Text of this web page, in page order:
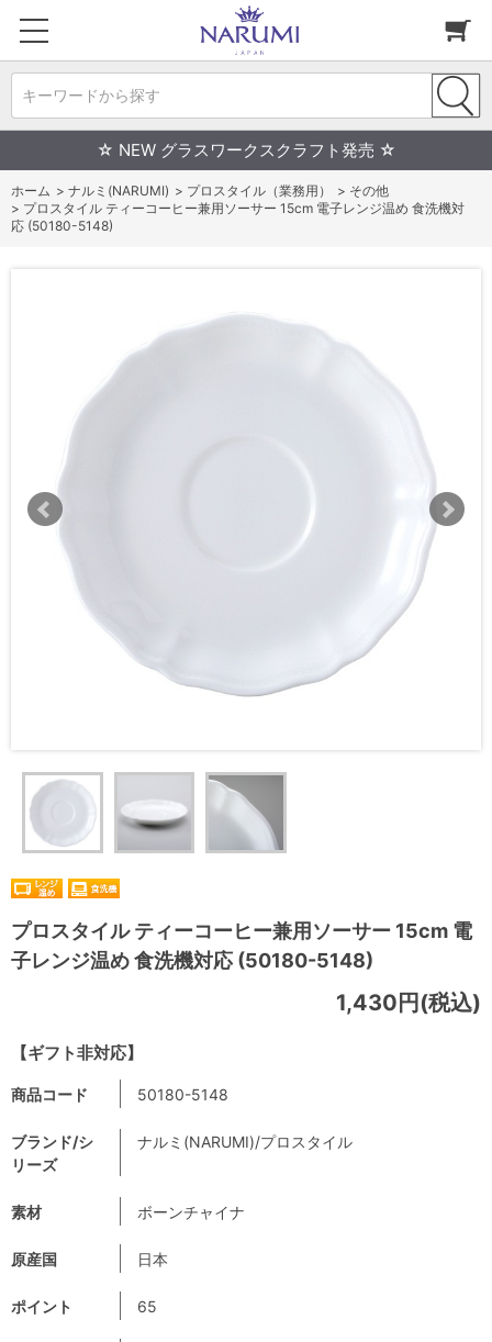
キーワードから探す
☆ NEW グラスワークスクラフト発売 ☆
ホーム > ナルミ(NARUMI) > プロスタイル（業務用） > その他
> プロスタイル ティーコーヒー兼用ソーサー 15cm 電子レンジ温め 食洗機対
応 (50180-5148)
プロスタイル ティーコーヒー兼用ソーサー 15cm 電
子レンジ温め 食洗機対応 (50180-5148)
【ギフト非対応】
1,430円(税込)
商品コード 50180-5148
ブランド/シ
リーズ
ナルミ(NARUMI)/プロスタイル
素材 ボーンチャイナ
原産国 日本
ポイント 65